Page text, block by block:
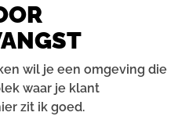
wil je een omgeving die
waar je klant
zit ik goed.